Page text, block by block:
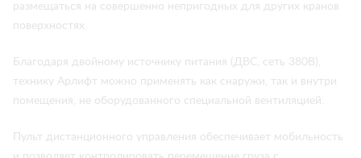
размещаться на совершенно непригодных для других кранов
поверхностях.
Благодаря двойному источнику питания (ДВС, сеть 380В),
технику Арлифт можно применять как снаружи, так и внутри
помещения, не оборудованного специальной вентиляцией.
Пульт дистанционного управления обеспечивает мобильность